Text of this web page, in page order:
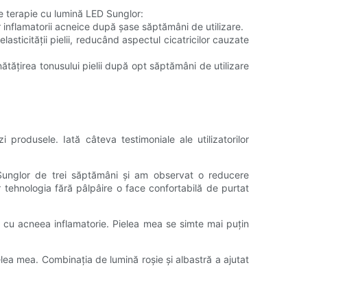
cu lumină LED Sunglor:
acneice după șase săptămâni de utilizare.
pielii, reducând aspectul cicatricilor cauzate
tonusului pielii după opt săptămâni de utilizare
produsele. Iată câteva testimoniale ale utilizatorilor
de trei săptămâni și am observat o reducere
fără pâlpâire o face confortabilă de purtat
acneea inflamatorie. Pielea mea se simte mai puțin
mea. Combinația de lumină roșie și albastră a ajutat